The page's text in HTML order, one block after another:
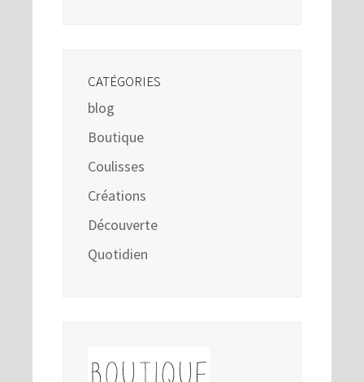
CATÉGORIES
blog
Boutique
Coulisses
Créations
Découverte
Quotidien